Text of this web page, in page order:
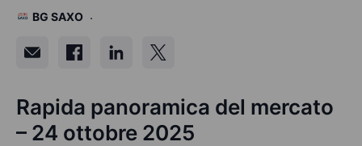
BG SAXO
Rapida panoramica del mercato
– 24 ottobre 2025